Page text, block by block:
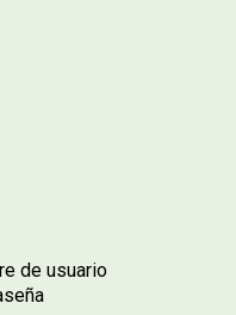
de usuario